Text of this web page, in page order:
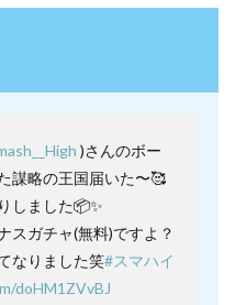
)さんのボー
謀略の王国届いた〜🥰
しました📦✨
スガチャ(無料)ですよ？
なりました笑#スマハイ
doHM1ZVvBJ